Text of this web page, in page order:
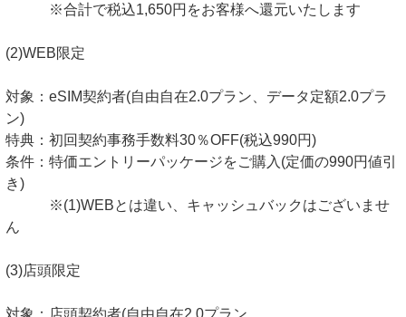
※合計で税込1,650円をお客様へ還元いたします
(2)WEB限定
対象：eSIM契約者(自由自在2.0プラン、データ定額2.0プラ
ン)
特典：初回契約事務手数料30％OFF(税込990円)
条件：特価エントリーパッケージをご購入(定価の990円値引
き)
※(1)WEBとは違い、キャッシュバックはございませ
ん
(3)店頭限定
対象：店頭契約者(自由自在2.0プラン